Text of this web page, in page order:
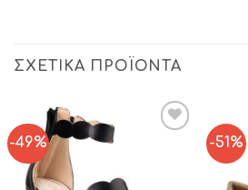
ΣΧΕΤΙΚΆ ΠΡΟΪΌΝΤΑ
-49% -51%